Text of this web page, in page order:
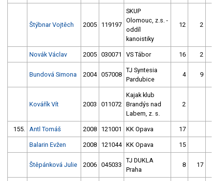
Štýbnar Vojtěch 2005 119197
SKUP
Olomouc, z.s. -
oddíl
kanoistiky
12 2
Novák Václav 2005 030071 VS Tábor 16 2
Bundová Simona 2004 057008
TJ Syntesia
Pardubice
4 9
Kovářík Vít 2003 011072
Kajak klub
Brandýs nad
Labem, z. s.
2
155. Antl Tomáš 2008 121001 KK Opava 17
Balarin Evžen 2008 121044 KK Opava 15
Štěpánková Julie 2006 045033
TJ DUKLA
Praha
8 17